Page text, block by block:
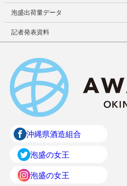
泡盛出荷量データ
記者発表資料
沖縄県酒造組合
泡盛の女王
泡盛の女王